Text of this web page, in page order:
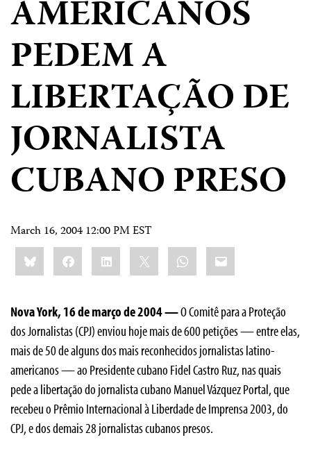
AMERICANOS
PEDEM A
LIBERTAÇÃO DE
JORNALISTA
CUBANO PRESO
March 16, 2004 12:00 PM EST
Share
this:BlueskyFacebookLinkedIn WhatsApp
Email
Nova York, 16 de março de 2004 —O Comitê para a Proteção
dos Jornalistas (CPJ) enviou hoje mais de 600 petições — entre elas,
mais de 50 de alguns dos mais reconhecidos jornalistas latino-
americanos — ao Presidente cubano Fidel Castro Ruz, nas quais
pede a libertação do jornalista cubano Manuel Vázquez Portal, que
recebeu o Prêmio Internacional à Liberdade de Imprensa 2003, do
CPJ, e dos demais 28 jornalistas cubanos presos.